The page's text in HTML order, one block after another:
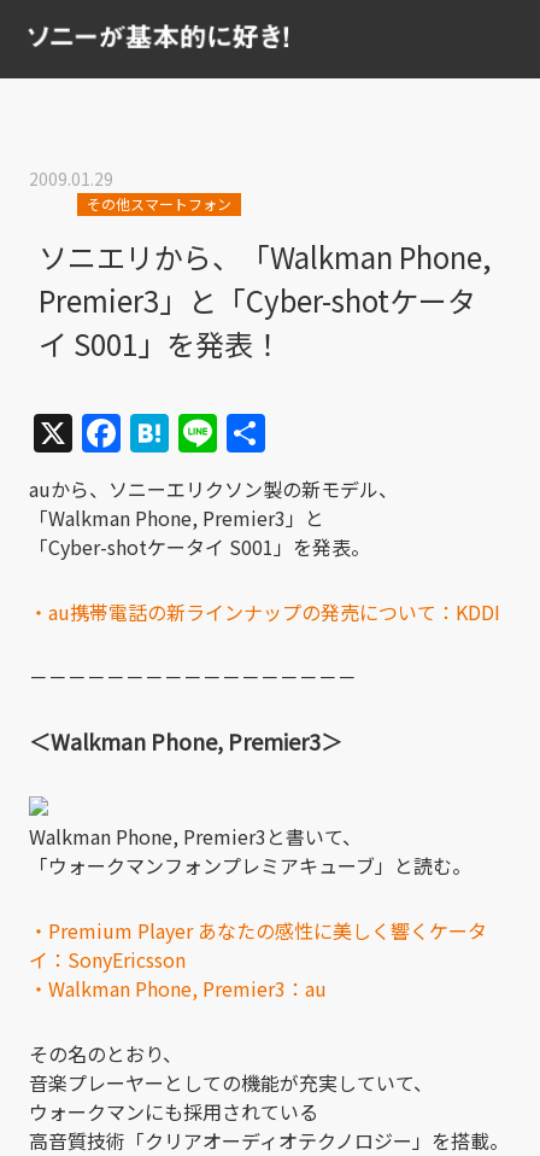
2009.01.29
その他スマートフォン
ソニエリから、「Walkman Phone,
Premier3」と「Cyber-shotケータ
イ S001」を発表！
X Facebook
Hatena
Line
有
auから、ソニーエリクソン製の新モデル、
「Walkman Phone, Premier3」と
「Cyber-shotケータイ S001」を発表。
・au携帯電話の新ラインナップの発売について：KDDI
－－－－－－－－－－－－－－－－－
＜Walkman Phone, Premier3＞
Walkman Phone, Premier3と書いて、
「ウォークマンフォンプレミアキューブ」と読む。
・Premium Player あなたの感性に美しく響くケータ
イ：SonyEricsson
・Walkman Phone, Premier3：au
その名のとおり、
音楽プレーヤーとしての機能が充実していて、
ウォークマンにも採用されている
高音質技術「クリアオーディオテクノロジー」を搭載。